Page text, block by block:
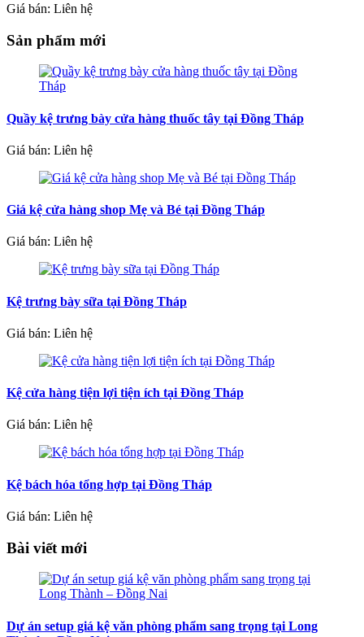
Giá bán: Liên hệ
Sản phẩm mới
Quầy kệ trưng bày cửa hàng thuốc tây tại Đồng Tháp
Giá bán: Liên hệ
Giá kệ cửa hàng shop Mẹ và Bé tại Đồng Tháp
Giá bán: Liên hệ
Kệ trưng bày sữa tại Đồng Tháp
Giá bán: Liên hệ
Kệ cửa hàng tiện lợi tiện ích tại Đồng Tháp
Giá bán: Liên hệ
Kệ bách hóa tổng hợp tại Đồng Tháp
Giá bán: Liên hệ
Bài viết mới
Dự án setup giá kệ văn phòng phẩm sang trọng tại Long